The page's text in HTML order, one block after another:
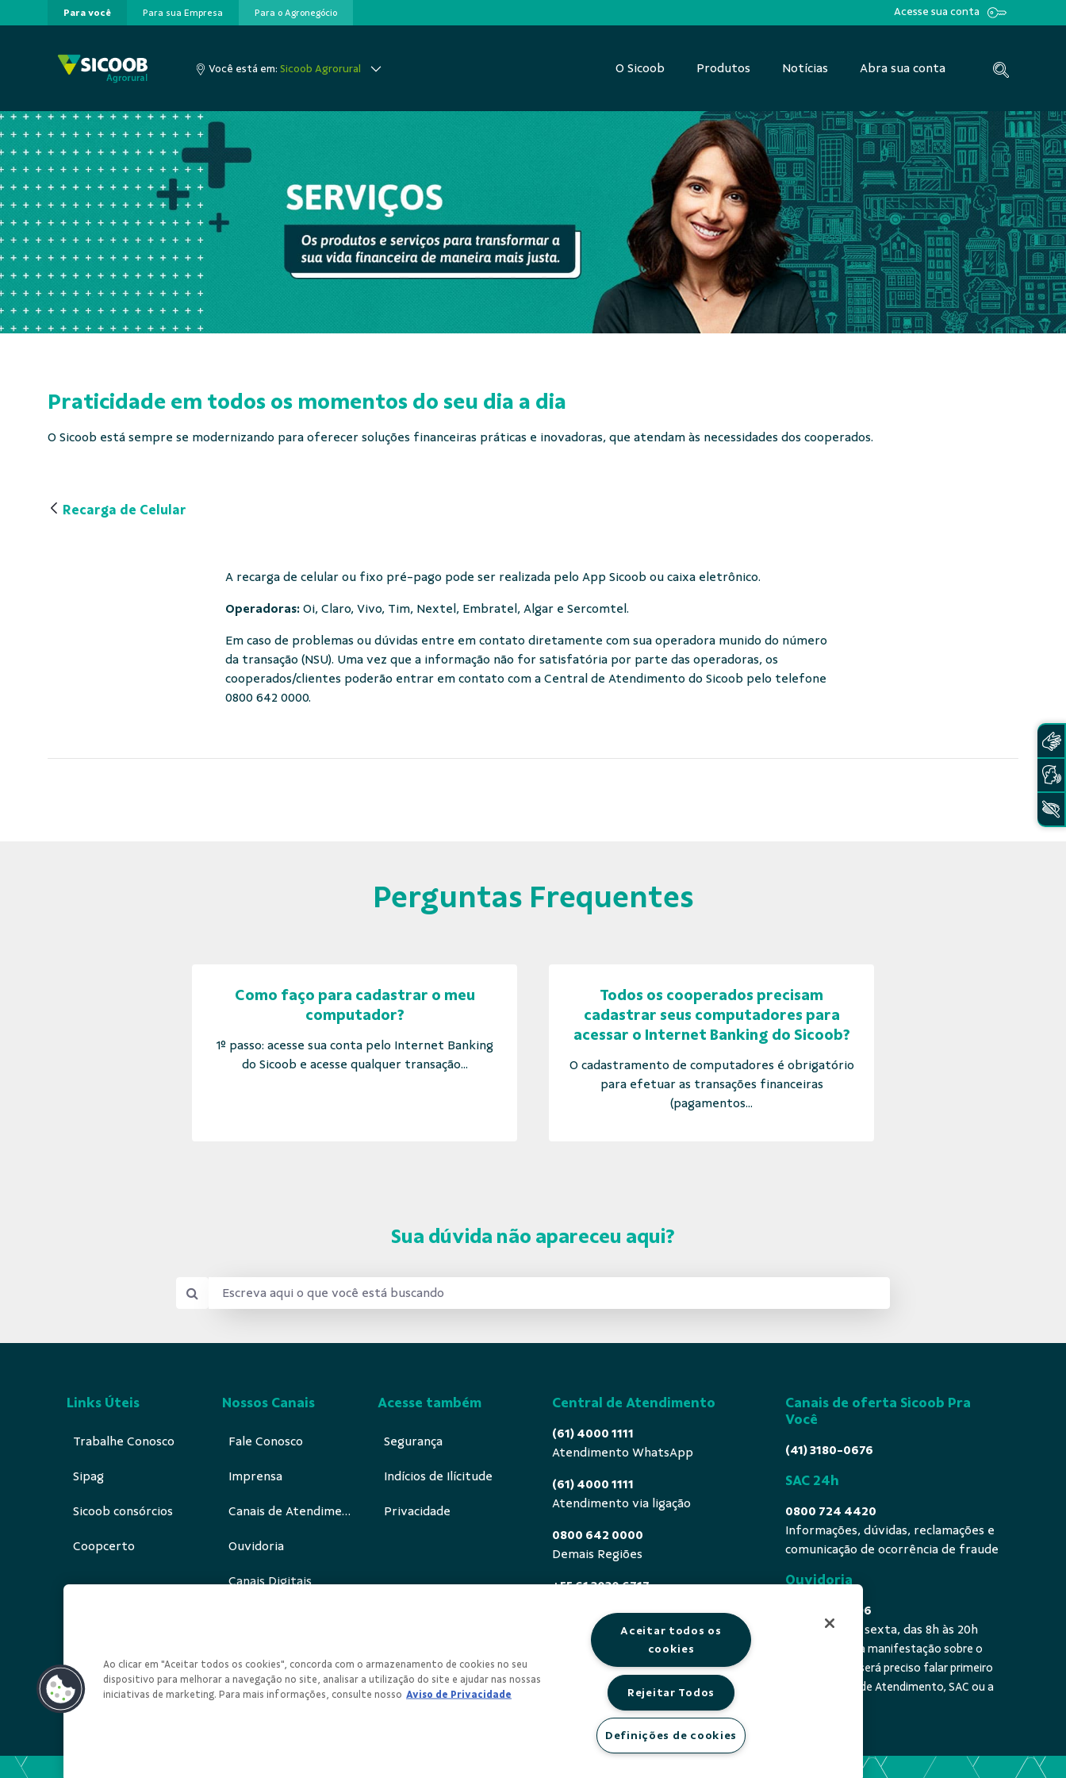
Pular para o Conteúdo principal
Para você Para sua Empresa Para o Agronegócio Acesse sua conta
Você está em:Sicoob Agrorural O Sicoob Produtos Notícias Abra sua conta
Praticidade em todos os momentos do seu dia a dia
O Sicoob está sempre se modernizando para oferecer soluções financeiras práticas e inovadoras, que atendam às necessidades dos cooperados.
Recarga de Celular
A recarga de celular ou fixo pré-pago pode ser realizada pelo App Sicoob ou caixa eletrônico.
Operadoras: Oi, Claro, Vivo, Tim, Nextel, Embratel, Algar e Sercomtel.
Em caso de problemas ou dúvidas entre em contato diretamente com sua operadora munido do número
da transação (NSU). Uma vez que a informação não for satisfatória por parte das operadoras, os
cooperados/clientes poderão entrar em contato com a Central de Atendimento do Sicoob pelo telefone
0800 642 0000.
Perguntas Frequentes
Como faço para cadastrar o meu
computador?
1º passo: acesse sua conta pelo Internet Banking
do Sicoob e acesse qualquer transação...
Todos os cooperados precisam
cadastrar seus computadores para
acessar o Internet Banking do Sicoob?
O cadastramento de computadores é obrigatório
para efetuar as transações financeiras
(pagamentos...
Sua dúvida não apareceu aqui?
Links Úteis
Trabalhe Conosco
Sipag
Sicoob consórcios
Coopcerto
Nossos Canais
Fale Conosco
Imprensa
Canais de Atendimento
Ouvidoria
Canais Digitais
Acesse também
Segurança
Indícios de Ilícitude
Privacidade
Redes Sociais
Central de Atendimento
(61) 4000 1111
Atendimento WhatsApp
(61) 4000 1111
Atendimento via ligação
0800 642 0000
Demais Regiões
+55 61 3030 6717
0800 940 0458
Deficientes auditivos ou de fala - De
segunda a sexta, das 8h às 20h
Canais de oferta Sicoob Pra
Você
(41) 3180-0676
SAC 24h
0800 724 4420
Informações, dúvidas, reclamações e
comunicação de ocorrência de fraude
Ouvidoria
0800 725 0996
De segunda a sexta, das 8h às 20h
É a sua primeira manifestação sobre o
tema? Se sim, será preciso falar primeiro
com a Central de Atendimento, SAC ou a
Ao clicar em "Aceitar todos os cookies", concorda com o armazenamento de cookies no seu
dispositivo para melhorar a navegação no site, analisar a utilização do site e ajudar nas nossas
iniciativas de marketing. Para mais informações, consulte nosso Aviso de Privacidade
Aceitar todos os
cookies
Rejeitar Todos
Definições de cookies